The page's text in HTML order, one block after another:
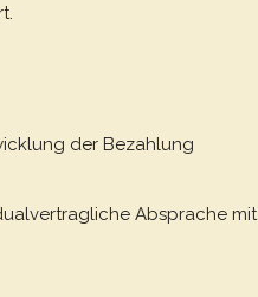
der Bezahlung
Absprache mit